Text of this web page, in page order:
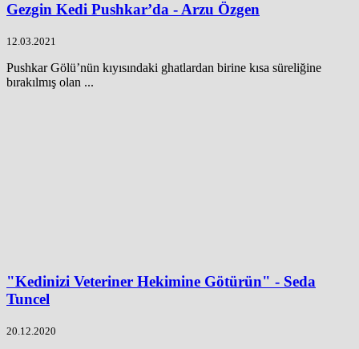
Gezgin Kedi Pushkar’da - Arzu Özgen
12.03.2021
Pushkar Gölü’nün kıyısındaki ghatlardan birine kısa süreliğine
bırakılmış olan ...
"Kedinizi Veteriner Hekimine Götürün" - Seda
Tuncel
20.12.2020